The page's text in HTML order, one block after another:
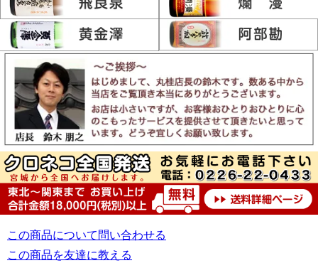
この商品について問い合わせる
この商品を友達に教える